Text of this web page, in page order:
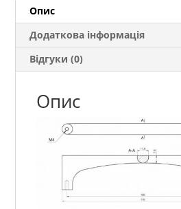
Опис
Додаткова інформація
Відгуки (0)
Опис